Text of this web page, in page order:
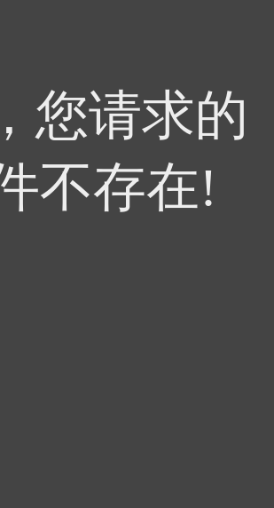
您请求的
不存在!